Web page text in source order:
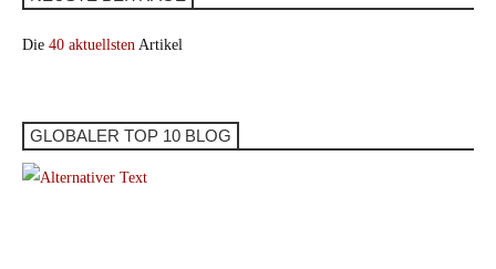
Die 40 aktuellsten Artikel
GLOBALER TOP 10 BLOG